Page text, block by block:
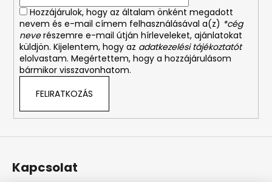
Hozzájárulok, hogy az általam önként megadott
nevem és e-mail címem felhasználásával a(z) *cég
neverészemre e-mail útján hírleveleket, ajánlatokat
küldjön. Kijelentem, hogy az adatkezelési tájékoztatót
elolvastam. Megértettem, hogy a hozzájárulásom
bármikor visszavonhatom.
FELIRATKOZÁS
Kapcsolat